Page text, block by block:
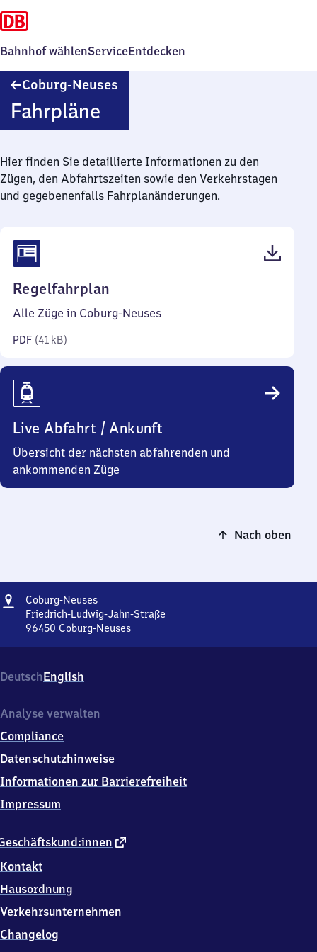
Bahnhof wählenServiceEntdecken
Coburg-Neuses
Fahrpläne
Hier finden Sie detaillierte Informationen zu den
Zügen, den Abfahrtszeiten sowie den Verkehrstagen
und gegebenenfalls Fahrplanänderungen.
Regelfahrplan
41
Alle Züge in Coburg-Neuses
PDF (41 kB)
Live Abfahrt / Ankunft
Übersicht der nächsten abfahrenden und
ankommenden Züge
Nach oben
Adresse
Coburg-NeusesCoburg-
Neuses
Friedrich-Ludwig-Jahn-Straße
96450 Coburg-Neuses
Friedrich-
Ludwig-
Straße,
6
4
0
Coburg-
Neuses
DeutschEnglish
externer
Kontakt
Hausordnung
Verkehrsunternehmen
Changelog
Analyse verwalten
Compliance
Datenschutzhinweise
Informationen zur Barrierefreiheit
Impressum